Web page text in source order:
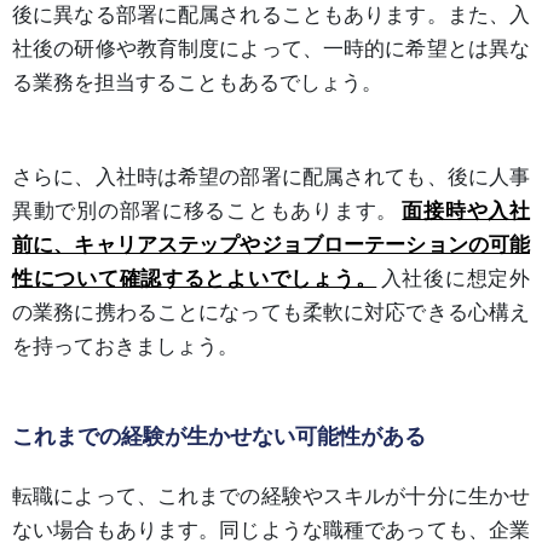
後に異なる部署に配属されることもあります。また、入
社後の研修や教育制度によって、一時的に希望とは異な
る業務を担当することもあるでしょう。
さらに、入社時は希望の部署に配属されても、後に人事
異動で別の部署に移ることもあります。
面接時や入社
前に、キャリアステップやジョブローテーションの可能
性について確認するとよいでしょう。
入社後に想定外
の業務に携わることになっても柔軟に対応できる心構え
を持っておきましょう。
これまでの経験が生かせない可能性がある
転職によって、これまでの経験やスキルが十分に生かせ
ない場合もあります。同じような職種であっても、企業